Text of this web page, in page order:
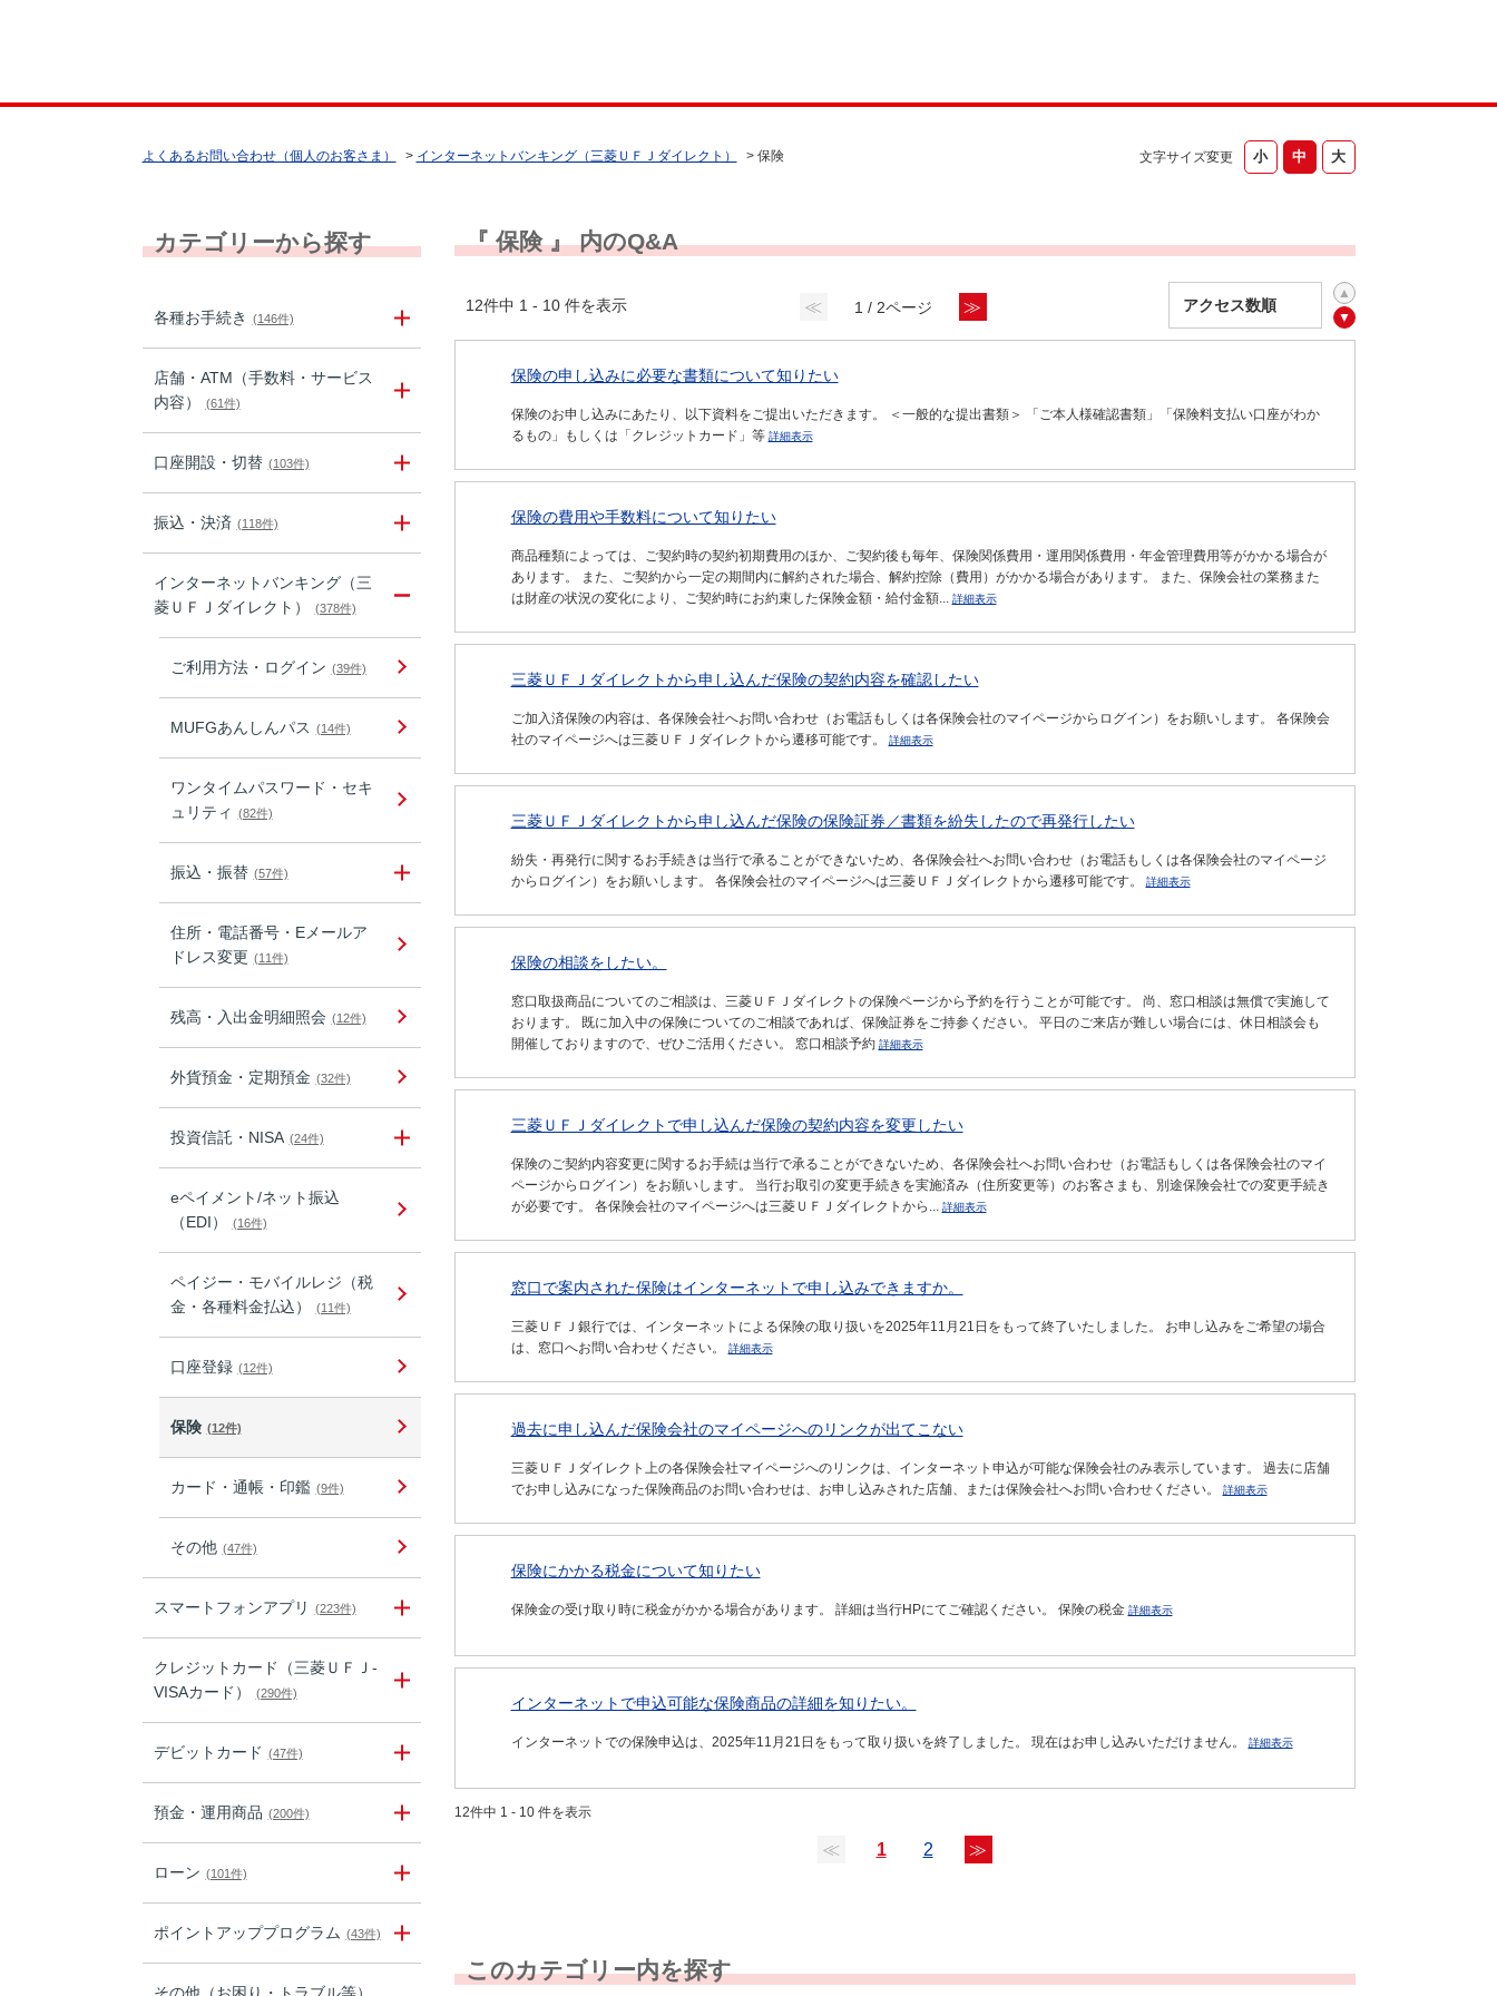
文字サイズ変更
よくあるお問い合わせ（個人のお客さま） > インターネットバンキング（三菱ＵＦＪダイレクト） > 保険
カテゴリーから探す
各種お手続き (146件)
店舗・ATM（手数料・サービス
内容）
(61件)
口座開設・切替 (103件)
振込・決済 (118件)
インターネットバンキング（三
菱ＵＦＪダイレクト）
(378件)
ご利用方法・ログイン (39件)
MUFGあんしんパス (14件)
ワンタイムパスワード・セキ
ュリティ
(82件)
振込・振替 (57件)
住所・電話番号・Eメールア
ドレス変更 (11件)
残高・入出金明細照会 (12件)
外貨預金・定期預金 (32件)
投資信託・NISA (24件)
eペイメント/ネット振込
（EDI）
(16件)
ペイジー・モバイルレジ（税
金・各種料金払込）
(11件)
口座登録 (12件)
保険 (12件)
カード・通帳・印鑑 (9件)
その他 (47件)
スマートフォンアプリ (223件)
クレジットカード（三菱ＵＦＪ-
VISAカード）
(290件)
デビットカード (47件)
預金・運用商品 (200件)
ローン (101件)
ポイントアッププログラム (43件)
『 保険 』 内のQ&A
12件中 1 - 10 件を表示 ≪ 1 / 2ページ ≫
保険の申し込みに必要な書類について知りたい
保険のお申し込みにあたり、以下資料をご提出いただきます。 ＜一般的な提出書類＞ 「ご本人様確認書類」「保険料支払い口座がわか
るもの」もしくは「クレジットカード」等 詳細表示
保険の費用や手数料について知りたい
商品種類によっては、ご契約時の契約初期費用のほか、ご契約後も毎年、保険関係費用・運用関係費用・年金管理費用等がかかる場合が
あります。 また、ご契約から一定の期間内に解約された場合、解約控除（費用）がかかる場合があります。 また、保険会社の業務また
は財産の状況の変化により、ご契約時にお約束した保険金額・給付金額... 詳細表示
三菱ＵＦＪダイレクトから申し込んだ保険の契約内容を確認したい
ご加入済保険の内容は、各保険会社へお問い合わせ（お電話もしくは各保険会社のマイページからログイン）をお願いします。 各保険会
社のマイページへは三菱ＵＦＪダイレクトから遷移可能です。
詳細表示
三菱ＵＦＪダイレクトから申し込んだ保険の保険証券／書類を紛失したので再発行したい
紛失・再発行に関するお手続きは当行で承ることができないため、各保険会社へお問い合わせ（お電話もしくは各保険会社のマイページ
からログイン）をお願いします。 各保険会社のマイページへは三菱ＵＦＪダイレクトから遷移可能です。
詳細表示
保険の相談をしたい。
窓口取扱商品についてのご相談は、三菱ＵＦＪダイレクトの保険ページから予約を行うことが可能です。 尚、窓口相談は無償で実施して
おります。 既に加入中の保険についてのご相談であれば、保険証券をご持参ください。 平日のご来店が難しい場合には、休日相談会も
開催しておりますので、ぜひご活用ください。 窓口相談予約 詳細表示
三菱ＵＦＪダイレクトで申し込んだ保険の契約内容を変更したい
保険のご契約内容変更に関するお手続は当行で承ることができないため、各保険会社へお問い合わせ（お電話もしくは各保険会社のマイ
ページからログイン）をお願いします。 当行お取引の変更手続きを実施済み（住所変更等）のお客さまも、別途保険会社での変更手続き
が必要です。 各保険会社のマイページへは三菱ＵＦＪダイレクトから... 詳細表示
窓口で案内された保険はインターネットで申し込みできますか。
三菱ＵＦＪ銀行では、インターネットによる保険の取り扱いを2025年11月21日をもって終了いたしました。 お申し込みをご希望の場合
は、窓口へお問い合わせください。
詳細表示
過去に申し込んだ保険会社のマイページへのリンクが出てこない
三菱ＵＦＪダイレクト上の各保険会社マイページへのリンクは、インターネット申込が可能な保険会社のみ表示しています。 過去に店舗
でお申し込みになった保険商品のお問い合わせは、お申し込みされた店舗、または保険会社へお問い合わせください。
詳細表示
保険にかかる税金について知りたい
保険金の受け取り時に税金がかかる場合があります。 詳細は当行HPにてご確認ください。 保険の税金 詳細表示
インターネットで申込可能な保険商品の詳細を知りたい。
インターネットでの保険申込は、2025年11月21日をもって取り扱いを終了しました。 現在はお申し込みいただけません。 詳細表示
12件中 1 - 10 件を表示
≪ 1 2 ≫
このカテゴリー内を探す